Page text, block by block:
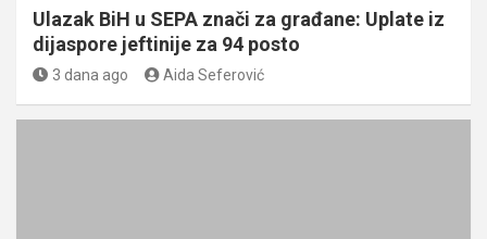
Ulazak BiH u SEPA znači za građane: Uplate iz
dijaspore jeftinije za 94 posto
3 dana ago Aida Seferović